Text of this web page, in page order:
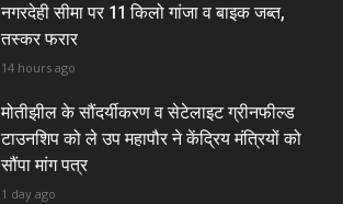
नगरदेही सीमा पर 11 किलो गांजा व बाइक जब्त,
तस्कर फरार
14 hours ago
मोतीझील के सौंदर्यीकरण व सेटेलाइट ग्रीनफील्ड
टाउनशिप को ले उप महापौर ने केंद्रिय मंत्रियों को
सौंपा मांग पत्र
1 day ago